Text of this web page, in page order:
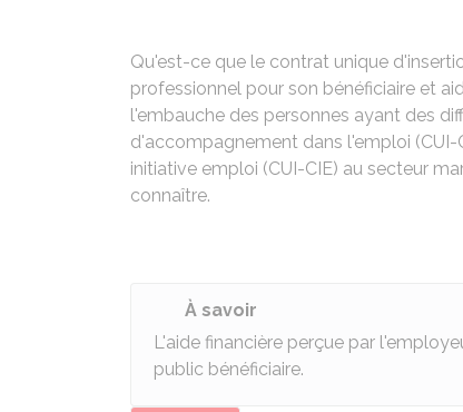
Qu'est-ce que le contrat unique
professionnel pour son bénéficiaire et
l'embauche des personnes ayant des
d'accompagnement dans l'emploi
initiative emploi (CUI-CIE) au secteur
connaître.
À savoir
L'aide financière perçue par
public bénéficiaire.